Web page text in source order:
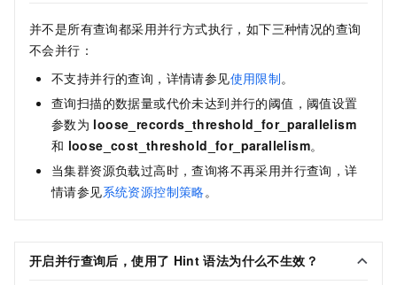
并不是所有查询都采用并行方式执行，如下三种情况的查询
不会并行：
不支持并行的查询，详情请参见使用限制。
查询扫描的数据量或代价未达到并行的阈值，阈值设置
参数为 loose_records_threshold_for_parallelism
和 loose_cost_threshold_for_parallelism。
当集群资源负载过高时，查询将不再采用并行查询，详
情请参见系统资源控制策略。
开启并行查询后，使用了 Hint 语法为什么不生效？